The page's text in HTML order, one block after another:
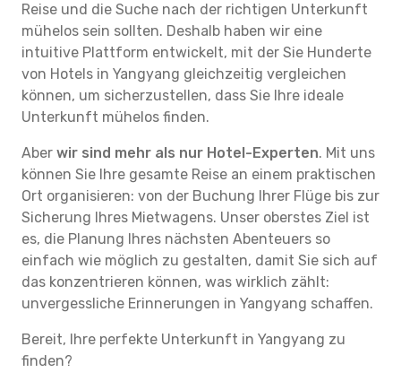
Reise und die Suche nach der richtigen Unterkunft
mühelos sein sollten. Deshalb haben wir eine
intuitive Plattform entwickelt, mit der Sie Hunderte
von Hotels in Yangyang gleichzeitig vergleichen
können, um sicherzustellen, dass Sie Ihre ideale
Unterkunft mühelos finden.
Aber wir sind mehr als nur Hotel-Experten. Mit uns
können Sie Ihre gesamte Reise an einem praktischen
Ort organisieren: von der Buchung Ihrer Flüge bis zur
Sicherung Ihres Mietwagens. Unser oberstes Ziel ist
es, die Planung Ihres nächsten Abenteuers so
einfach wie möglich zu gestalten, damit Sie sich auf
das konzentrieren können, was wirklich zählt:
unvergessliche Erinnerungen in Yangyang schaffen.
Bereit, Ihre perfekte Unterkunft in Yangyang zu
finden?